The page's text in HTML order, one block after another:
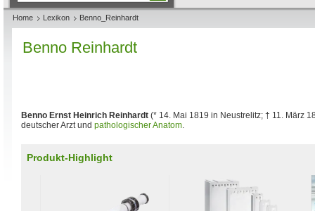
Home Lexikon Benno_Reinhardt
Benno Reinhardt
Benno Ernst Heinrich Reinhardt (* 14. Mai 1819 in Neustrelitz; † 11. März
deutscher Arzt und pathologischerAnatom.
Produkt-Highlight